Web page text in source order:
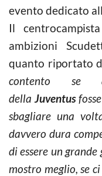
evento dedicato
Il
ambizioni
quanto riportato
contento se
della Juventus
sbagliare una
davvero dura
di essere un
mostro meglio, se